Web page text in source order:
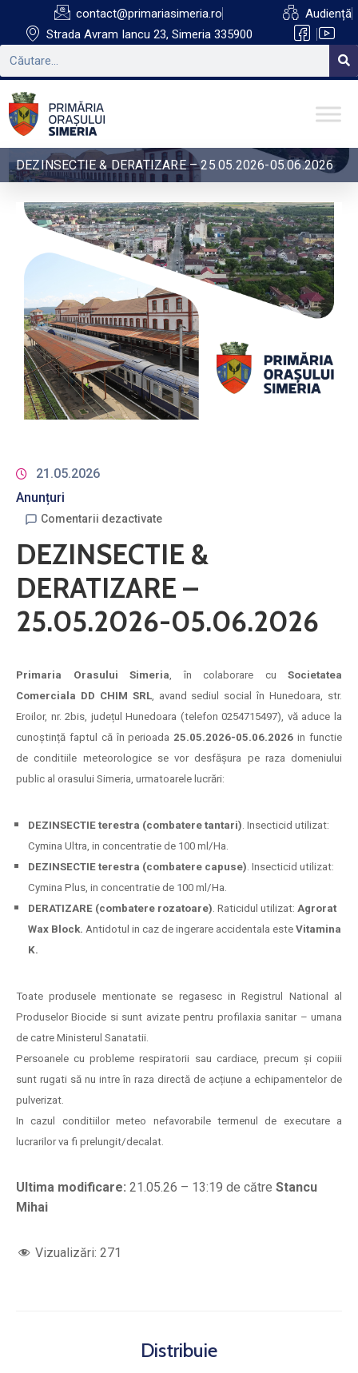
contact@primariasimeria.ro
Strada Avram Iancu 23, Simeria 335900
Audiență
DEZINSECTIE & DERATIZARE – 25.05.2026-05.06.2026
21.05.2026
Anunțuri
Comentarii dezactivate
DEZINSECTIE &
DERATIZARE –
25.05.2026-05.06.2026
Primaria Orasului Simeria , în colaborare cu Societatea
Comerciala DD CHIM SRL, avand sediul social în Hunedoara, str.
Eroilor, nr. 2bis, județul Hunedoara (telefon 0254715497), vă aduce la
cunoștință faptul că în perioada 25.05.2026-05.06.2026 in functie
de conditiile meteorologice se vor desfășura pe raza domeniului
public al orasului Simeria, urmatoarele lucrări:
DEZINSECTIE terestra (combatere tantari) . Insecticid utilizat:
Cymina Ultra, in concentratie de 100 ml/Ha.
DEZINSECTIE terestra (combatere capuse) . Insecticid utilizat:
Cymina Plus, in concentratie de 100 ml/Ha.
DERATIZARE (combatere rozatoare) . Raticidul utilizat: Agrorat
Wax Block. Antidotul in caz de ingerare accidentala este Vitamina
K.
Toate produsele mentionate se regasesc in Registrul National al
Produselor Biocide si sunt avizate pentru profilaxia sanitar – umana
de catre Ministerul Sanatatii.
Persoanele cu probleme respiratorii sau cardiace, precum și copiii
sunt rugati să nu intre în raza directă de acțiune a echipamentelor de
pulverizat.
In cazul conditiilor meteo nefavorabile termenul de executare a
lucrarilor va fi prelungit/decalat.
Ultima modificare: 21.05.26 – 13:19 de către Stancu
Mihai
Vizualizări: 271
Distribuie